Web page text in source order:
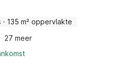
· 135 m² oppervlakte
27 meer